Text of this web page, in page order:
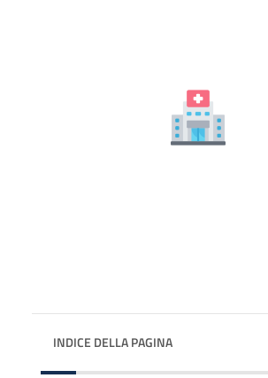
INDICE DELLA PAGINA